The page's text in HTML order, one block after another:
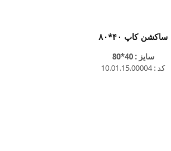
ساکشن کاپ ۴۰*۸۰
سایز : 40*80
کد : 10.01.15.00004